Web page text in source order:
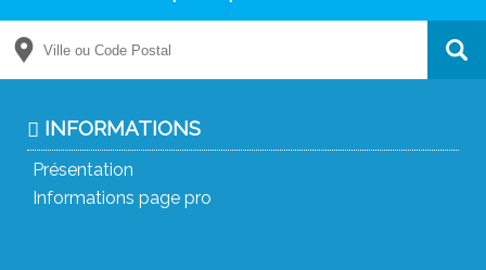
INFORMATIONS
Présentation
Informations page pro